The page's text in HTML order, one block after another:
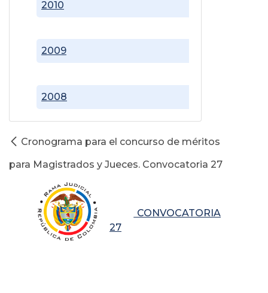
2008
2009
2010
Cronograma para el concurso de méritos
para Magistrados y Jueces. Convocatoria 27
CONVOCATORIA
27